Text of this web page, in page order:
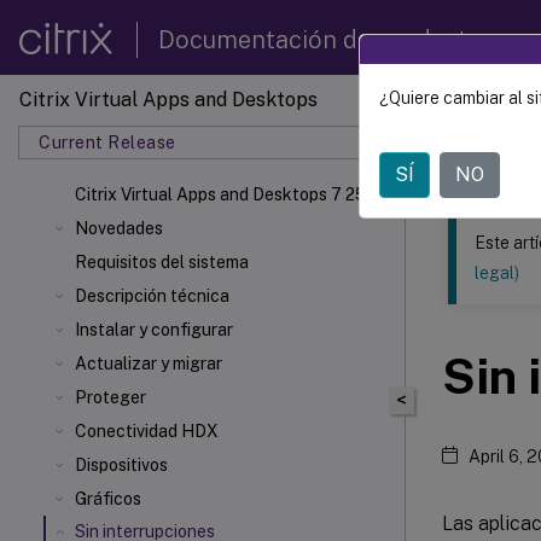
Documentación de productos
Citrix Virtual Apps and Desktops
Current Release
Citrix Virtual Apps and Desktops 7 2511
Novedades
Requisitos del sistema
Descripción técnica
Instalar y configurar
Actualizar y migrar
Proteger
Conectividad HDX
Dispositivos
Gráficos
Sin interrupciones
Este
Citrix
<
Este
legal)
Sin
April 6,
Las
¿Quiere cambiar al
SÍ NO